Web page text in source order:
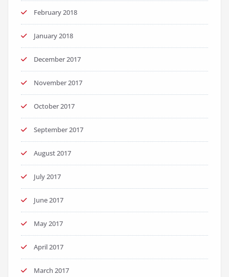
February 2018
January 2018
December 2017
November 2017
October 2017
September 2017
August 2017
July 2017
June 2017
May 2017
April 2017
March 2017